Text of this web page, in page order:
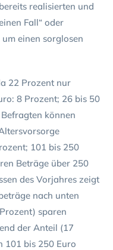
realisierten und
Fall“ oder
einen sorglosen
22 Prozent nur
8 Prozent; 26 bis 50
können
101 bis 250
Beträge über 250
des Vorjahres zeigt
nach unten
sparen
der Anteil (17
101 bis 250 Euro